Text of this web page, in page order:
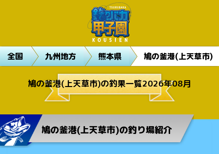
全国 九州地方 熊本県 鳩の釜港(上天草市)
鳩の釜港(上天草市)の釣果一覧2026年08月
鳩の釜港(上天草市)の釣り場紹介